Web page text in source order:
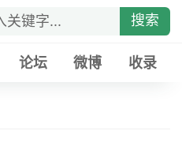
搜索
论坛 微博 收录